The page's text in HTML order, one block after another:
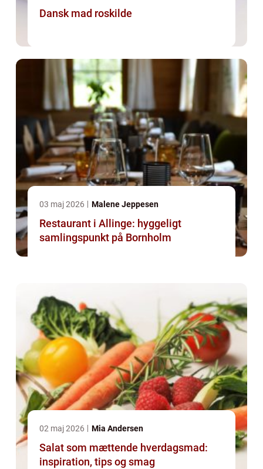
Dansk mad roskilde
03 maj 2026 Malene Jeppesen
Restaurant i Allinge: hyggeligt
samlingspunkt på Bornholm
02 maj 2026 Mia Andersen
Salat som mættende hverdagsmad:
inspiration, tips og smag